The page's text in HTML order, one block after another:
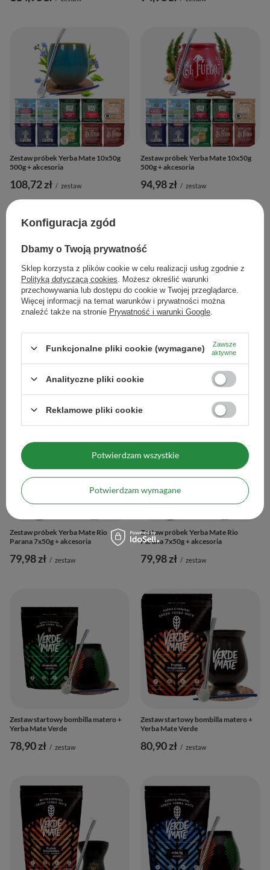
Zestaw próbek Yerba Mate 10x50g
500g + akcesoria
108,72 zł / zestaw
Zestaw próbek Yerba Mate 10x50g
500g + akcesoria
94,98 zł / zestaw
Zestaw próbek Yerba Mate 10x50g
500g + akcesoria
Zestaw próbek Yerba Mate 10x50g
500g + akcesoria
Zestaw próbek Yerba Mate Rio
Parana 7x50g + akcesoria
79,98 zł / zestaw
Zestaw próbek Yerba Mate Rio
Parana 7x50g + akcesoria
79,98 zł / zestaw
Zestaw startowy bombilla matero +
Yerba Mate Verde
78,90 zł / zestaw
Zestaw startowy bombilla matero +
Yerba Mate Verde
80,90 zł / zestaw
Konfiguracja zgód
Dbamy o Twoją prywatność
Sklep korzysta z plików cookie w celu realizacji usług zgodnie z
Polityką dotyczącą cookies . Możesz określić warunki
przechowywania lub dostępu do cookie w Twojej przeglądarce.
Więcej informacji na temat warunków i prywatności można
znaleźć także na stronie Prywatność i warunki Google
Funkcjonalne pliki cookie (wymagane)
Zawsze
aktywne
Analityczne pliki cookie
Reklamowe pliki cookie
Potwierdzam wymagane
Potwierdzam wszystkie